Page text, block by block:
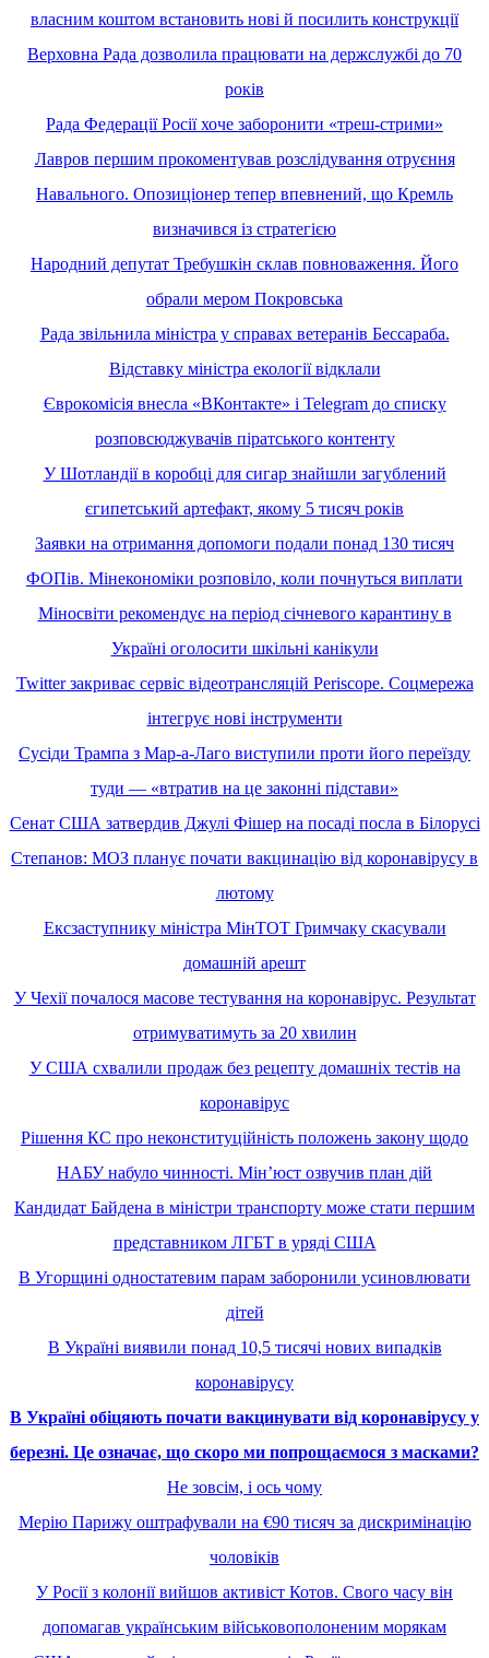
власним коштом встановить нові й посилить конструкції
Верховна Рада дозволила працювати на держслужбі до 70
років
Рада Федерації Росії хоче заборонити «треш-стрими»
Лавров першим прокоментував розслідування отруєння
Навального. Опозиціонер тепер впевнений, що Кремль
визначився із стратегією
Народний депутат Требушкін склав повноваження. Його
обрали мером Покровська
Рада звільнила міністра у справах ветеранів Бессараба.
Відставку міністра екології відклали
Єврокомісія внесла «ВКонтакте» і Telegram до списку
розповсюджувачів піратського контенту
У Шотландії в коробці для сигар знайшли загублений
єгипетський артефакт, якому 5 тисяч років
Заявки на отримання допомоги подали понад 130 тисяч
ФОПів. Мінекономіки розповіло, коли почнуться виплати
Міносвіти рекомендує на період січневого карантину в
Україні оголосити шкільні канікули
Twitter закриває сервіс відеотрансляцій Periscope. Соцмережа
інтегрує нові інструменти
Сусіди Трампа з Мар-а-Лаго виступили проти його переїзду
туди — «втратив на це законні підстави»
Сенат США затвердив Джулі Фішер на посаді посла в Білорусі
Степанов: МОЗ планує почати вакцинацію від коронавірусу в
лютому
Ексзаступнику міністра МінТОТ Гримчаку скасували
домашній арешт
У Чехії почалося масове тестування на коронавірус. Результат
отримуватимуть за 20 хвилин
У США схвалили продаж без рецепту домашніх тестів на
коронавірус
Рішення КС про неконституційність положень закону щодо
НАБУ набуло чинності. Мінʼюст озвучив план дій
Кандидат Байдена в міністри транспорту може стати першим
представником ЛГБТ в уряді США
В Угорщині одностатевим парам заборонили усиновлювати
дітей
В Україні виявили понад 10,5 тисячі нових випадків
коронавірусу
В Україні обіцяють почати вакцинувати від коронавірусу у
березні. Це означає, що скоро ми попрощаємося з масками?
Не зовсім, і ось чому
Мерію Парижу оштрафували на €90 тисяч за дискримінацію
чоловіків
У Росії з колонії вийшов активіст Котов. Свого часу він
допомагав українським військовополоненим морякам